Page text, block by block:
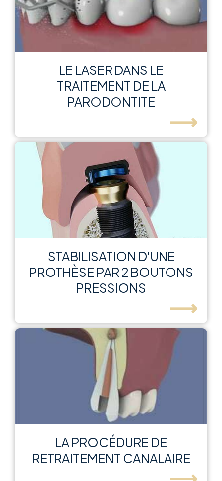
LE LASER DANS LE
TRAITEMENT DE LA
PARODONTITE
⟶
STABILISATION D'UNE
PROTHÈSE PAR 2 BOUTONS
PRESSIONS
⟶
LA PROCÉDURE DE
RETRAITEMENT CANALAIRE